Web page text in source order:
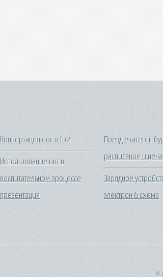
Конвертация doc в fb2
Использование икт в
воспитательном процессе
презентация
Поезд
расписание и цена
Зарядное
электрон 6 схема